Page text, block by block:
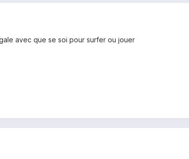
avec que se soi pour surfer ou jouer